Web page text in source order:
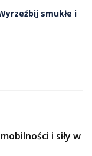
smukłe i
i siły w